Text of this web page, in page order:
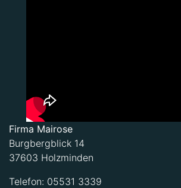
Firma Mairose
Burgbergblick 14
37603 Holzminden
https://mairose.de/